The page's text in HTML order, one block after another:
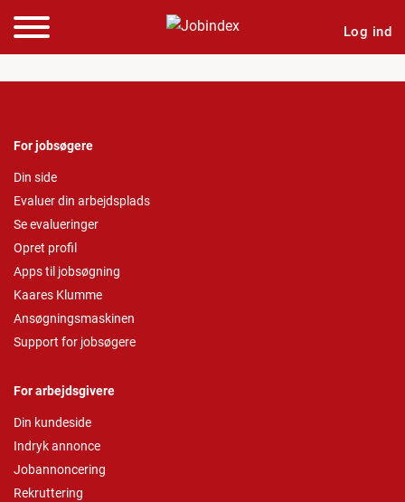
Log ind
For jobsøgere
Din side
Evaluer din arbejdsplads
Se evalueringer
Opret profil
Apps til jobsøgning
Kaares Klumme
Ansøgningsmaskinen
Support for jobsøgere
For arbejdsgivere
Din kundeside
Indryk annonce
Jobannoncering
Rekruttering